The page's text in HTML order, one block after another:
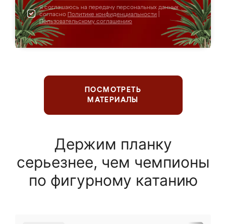
Я соглашаюсь на передачу персональных данных
согласно Политике конфиденциальности
Пользовательскому соглашению
ПОСМОТРЕТЬ
МАТЕРИАЛЫ
Держим планку
серьезнее, чем чемпионы
по фигурному катанию